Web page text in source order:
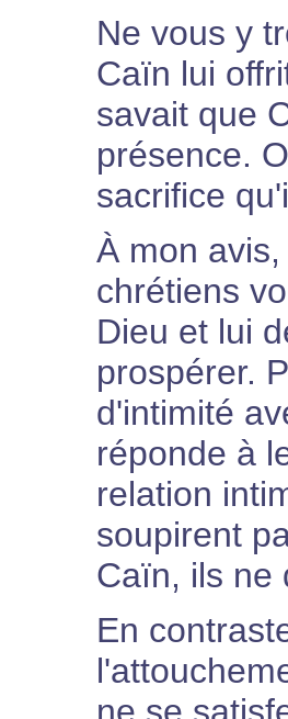
Ne vous y
Caïn lui
savait que
présence.
sacrifice
À mon
chrétiens
Dieu et lui
prospérer.
d'intimité
réponde à
relation
soupirent
Caïn, ils ne
En